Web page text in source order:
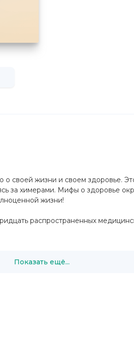
о своей жизни и своем здоровье.
за химерами. Мифы о здоровье
жизни!
распространенных
Показать ещё...